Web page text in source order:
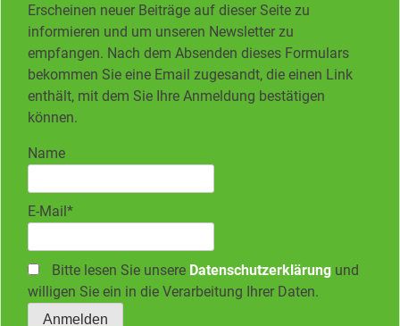
Erscheinen neuer Beiträge auf dieser Seite zu
informieren und um unseren Newsletter zu
empfangen. Nach dem Absenden dieses Formulars
bekommen Sie eine Email zugesandt, die einen Link
enthält, mit dem Sie Ihre Anmeldung bestätigen
können.
Name
E-Mail*
Bitte lesen Sie unsere Datenschutzerklärung und
willigen Sie ein in die Verarbeitung Ihrer Daten.